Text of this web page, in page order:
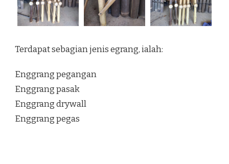
Terdapat sebagian jenis egrang, ialah:
Enggrang pegangan
Enggrang pasak
Enggrang drywall
Enggrang pegas